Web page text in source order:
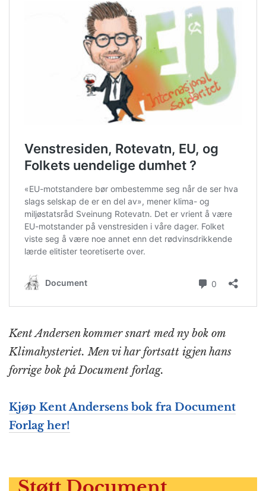
Kent Andersen kommer snart med ny bok om
Klimahysteriet. Men vi har fortsatt igjen hans
forrige bok på Document forlag.
Kjøp Kent Andersens bok fra Document
Forlag her!